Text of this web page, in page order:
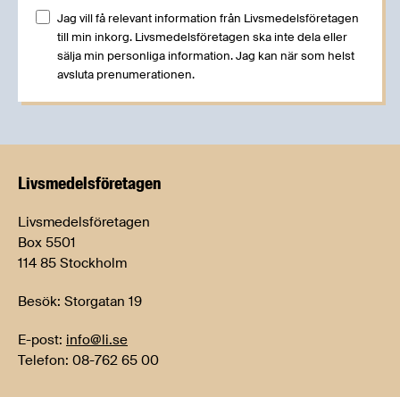
Jag vill få relevant information från Livsmedelsföretagen
till min inkorg. Livsmedelsföretagen ska inte dela eller
sälja min personliga information. Jag kan när som helst
avsluta prenumerationen.
Livsmedels­företagen
Livsmedelsföretagen
Box 5501
114 85 Stockholm
Besök: Storgatan 19
E-post: info@li.se
Telefon: 08-762 65 00